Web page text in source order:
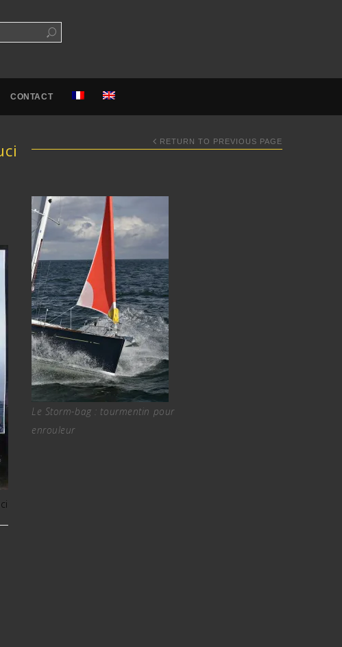
CONTACT
RETURN TO PREVIOUS PAGE
Le Storm-bag : tourmentin pour
enrouleur